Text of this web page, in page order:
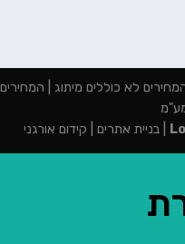
2000 ₪ הזמנה | המחירים לא כוללים מיתוג | המחירים
|בניית אתרים קידום אורגני